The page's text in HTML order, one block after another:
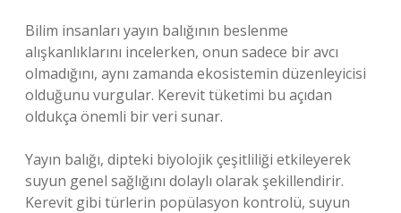
Bilim insanları yayın balığının beslenme
alışkanlıklarını incelerken, onun sadece bir avcı
olmadığını, aynı zamanda ekosistemin düzenleyicisi
olduğunu vurgular. Kerevit tüketimi bu açıdan
oldukça önemli bir veri sunar.
Yayın balığı, dipteki biyolojik çeşitliliği etkileyerek
suyun genel sağlığını dolaylı olarak şekillendirir.
Kerevit gibi türlerin popülasyon kontrolü, suyun